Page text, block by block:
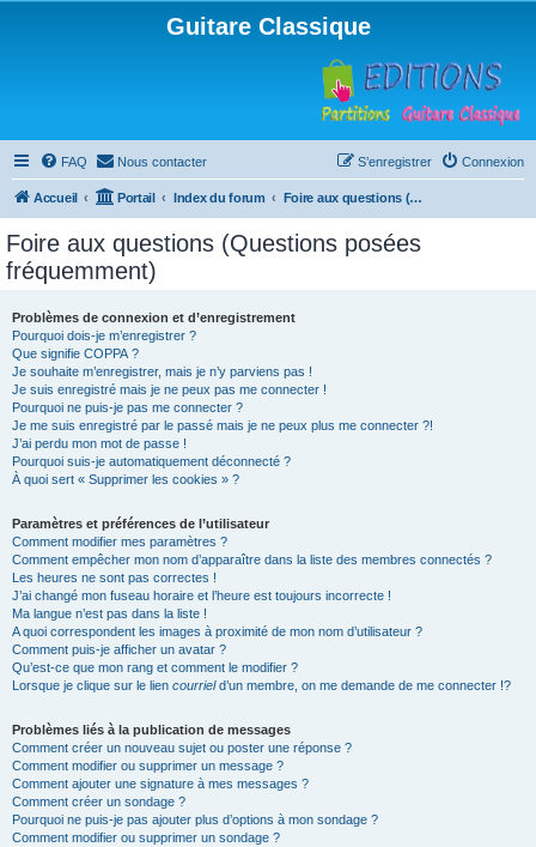
Guitare Classique
FAQ Nous contacter Connexion
S’enregistrer
Accueil Portail Index du forum Foire aux questions (Questions posées fréquemment)
Foire aux questions (Questions posées
fréquemment)
Problèmes de connexion et d’enregistrement
Pourquoi dois-je m’enregistrer ?
Que signifie COPPA ?
Je souhaite m’enregistrer, mais je n’y parviens pas !
Je suis enregistré mais je ne peux pas me connecter !
Pourquoi ne puis-je pas me connecter ?
Je me suis enregistré par le passé mais je ne peux plus me connecter ?!
J’ai perdu mon mot de passe !
Pourquoi suis-je automatiquement déconnecté ?
À quoi sert « Supprimer les cookies » ?
Paramètres et préférences de l’utilisateur
Comment modifier mes paramètres ?
Comment empêcher mon nom d’apparaître dans la liste des membres connectés ?
Les heures ne sont pas correctes !
J’ai changé mon fuseau horaire et l’heure est toujours incorrecte !
Ma langue n’est pas dans la liste !
A quoi correspondent les images à proximité de mon nom d’utilisateur ?
Comment puis-je afficher un avatar ?
Qu’est-ce que mon rang et comment le modifier ?
Lorsque je clique sur le lien courrield’un membre, on me demande de me connecter !?
Problèmes liés à la publication de messages
Comment créer un nouveau sujet ou poster une réponse ?
Comment modifier ou supprimer un message ?
Comment ajouter une signature à mes messages ?
Comment créer un sondage ?
Pourquoi ne puis-je pas ajouter plus d’options à mon sondage ?
Comment modifier ou supprimer un sondage ?